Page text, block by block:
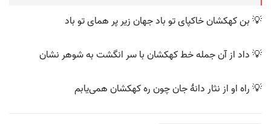
💡 بن کهکشان خاکپای تو باد جهان زیر پر همای تو باد
💡 داد از آن جمله خط کهکشان با سر انگشت به شوهر نشان
💡 راه او از نثار دانهٔ جان چون ره کهکشان همی‌یابم